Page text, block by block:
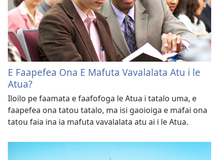
E Faapefea Ona E Mafuta Vavalalata Atu i le
Atua?
Iloilo pe faamata e faafofoga le Atua i tatalo uma, e
faapefea ona tatou tatalo, ma isi gaoioiga e mafai ona
tatou faia ina ia mafuta vavalalata atu ai i le Atua.